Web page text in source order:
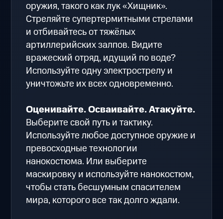
оружия, такого как лук «Хищник».
Стреляйте супертермитными стрелами
и отбивайтесь от тяжёлых
артиллерийских залпов. Видите
вражеский отряд, идущий по воде?
Используйте одну электрострелу и
уничтожьте их всех одновременно.
Оценивайте. Осваивайте. Атакуйте.
Выберите свой путь и тактику.
Используйте любое доступное оружие и
превосходные технологии
нанокостюма. Или выберите
маскировку и используйте нанокостюм,
чтобы стать бесшумным спасителем
мира, которого все так долго ждали.